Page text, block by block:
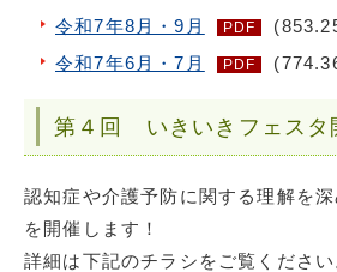
令和7年8月・9月
PDF
令和7年6月・7月
PDF
第４回 いきいきフェスタ
認知症や介護予防に関する理解を
を開催します！
詳細は下記のチラシをご覧ください